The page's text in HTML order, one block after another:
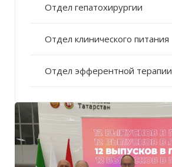
Отдел гепатохирургии
Отдел клинического питания
Отдел эфферентной терапии